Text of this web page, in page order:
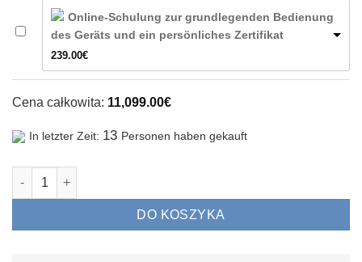
Online-Schulung zur grundlegenden Bedienung
des Geräts und ein persönliches Zertifikat
239.00€
Cena całkowita: 11,099.00€
In letzter Zeit: 13 Personen haben gekauft
Museshape, Multifunktionale Schönheitsgerät zur Körper-
DO KOSZYKA